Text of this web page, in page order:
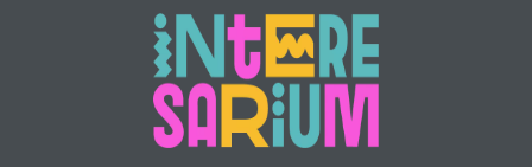
Цель литературного образования - овладение
системой знаний о художественной литературе,
совершенствование умений анализа и интерпретации
литературно-художественного
произведения, воспитание ответственного отношения
к чтению. Одной из важнейших задач для реализации